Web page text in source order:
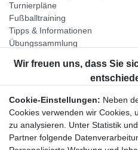
Turnierpläne
Fußballtraining
Tipps & Informationen
Übungssammlung
Unternehmen
Widerrufsrecht
Bestellung widerrufen
Cookie-Einstellungen: Neben
Cookies verwenden wir Cookies,
zu analysieren. Unter Statistik
Partner folgende